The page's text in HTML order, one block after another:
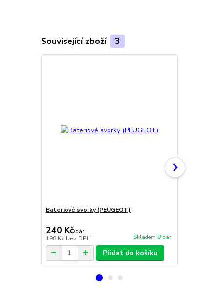
Související zboží 3
Bateriové svorky (PEUGEOT)
240 Kč/pár
198 Kč bez DPH Skladem 8 pár
Přidat do košíku